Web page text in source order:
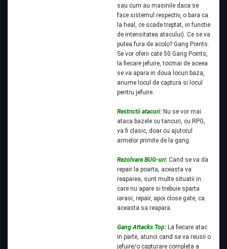
sau cum au masinile daca se
face sistemul respectiv, o bara ca
la heal, ce scade treptat, in functie
de intensitatea atacului). Ce se va
putea fura de acolo? Gang Points.
Se vor oferii cate 50 Gang Points,
la fiecare jefuire, tocmai de aceea
se va apara in doua locuri baza,
anume locul de captura si locul
pentru jefuire.
Restrictii atacuri: Nu se vor mai
ataca bazele cu tancuri, cu RPG,
va fi clasic, doar cu ajutorul
armelor primite de la gang.
Rezolvare BUG-uri: Cand se va da
repair la poarta, aceasta va
reaparea, sunt multe situatii in
care nu apare si trebuie sparta
iarasi, repair, apoi close gate, ca
aceasta sa reapara.
Gang Attacks Top: La fiecare atac
in parte, atunci cand se va reusii o
jefuire/o capturare completa a